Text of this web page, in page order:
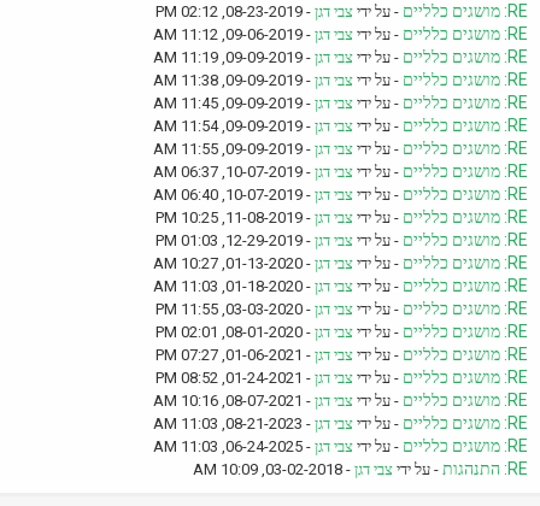
RE: מושגים כלליים - על ידי צבי דגן - 08-23-2019, 02:12 PM
RE: מושגים כלליים - על ידי צבי דגן - 09-06-2019, 11:12 AM
RE: מושגים כלליים - על ידי צבי דגן - 09-09-2019, 11:19 AM
RE: מושגים כלליים - על ידי צבי דגן - 09-09-2019, 11:38 AM
RE: מושגים כלליים - על ידי צבי דגן - 09-09-2019, 11:45 AM
RE: מושגים כלליים - על ידי צבי דגן - 09-09-2019, 11:54 AM
RE: מושגים כלליים - על ידי צבי דגן - 09-09-2019, 11:55 AM
RE: מושגים כלליים - על ידי צבי דגן - 10-07-2019, 06:37 AM
RE: מושגים כלליים - על ידי צבי דגן - 10-07-2019, 06:40 AM
RE: מושגים כלליים - על ידי צבי דגן - 11-08-2019, 10:25 PM
RE: מושגים כלליים - על ידי צבי דגן - 12-29-2019, 01:03 PM
RE: מושגים כלליים - על ידי צבי דגן - 01-13-2020, 10:27 AM
RE: מושגים כלליים - על ידי צבי דגן - 01-18-2020, 11:03 AM
RE: מושגים כלליים - על ידי צבי דגן - 03-03-2020, 11:55 PM
RE: מושגים כלליים - על ידי צבי דגן - 08-01-2020, 02:01 PM
RE: מושגים כלליים - על ידי צבי דגן - 01-06-2021, 07:27 PM
RE: מושגים כלליים - על ידי צבי דגן - 01-24-2021, 08:52 PM
RE: מושגים כלליים - על ידי צבי דגן - 08-07-2021, 10:16 AM
RE: מושגים כלליים - על ידי צבי דגן - 08-21-2023, 11:03 AM
RE: מושגים כלליים - על ידי צבי דגן - 06-24-2025, 11:03 AM
RE: התנהגות - על ידי צבי דגן - 03-02-2018, 10:09 AM